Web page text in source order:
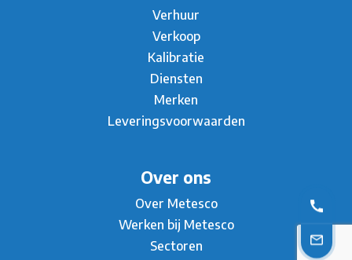
Verhuur
Verkoop
Kalibratie
Diensten
Merken
Leveringsvoorwaarden
Over ons
Over Metesco
Werken bij Metesco
Sectoren